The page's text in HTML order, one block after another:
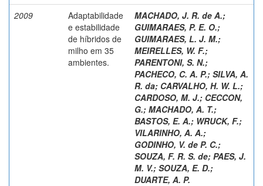
2009
Adaptabilidade
e estabilidade
de híbridos de
milho em 35
ambientes.
MACHADO, J. R. de A.;
GUIMARAES, P. E. O.;
GUIMARAES, L. J. M.;
MEIRELLES, W. F.;
PARENTONI, S. N.;
PACHECO, C. A. P.; SILVA, A.
R. da; CARVALHO, H. W. L.;
CARDOSO, M. J.; CECCON,
G.; MACHADO, A. T.;
BASTOS, E. A.; WRUCK, F.;
VILARINHO, A. A.;
GODINHO, V. de P. C.;
SOUZA, F. R. S. de; PAES, J.
M. V.; SOUZA, E. D.;
DUARTE, A. P.